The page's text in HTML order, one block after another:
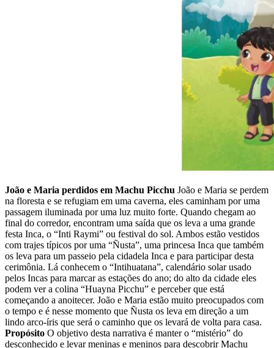
João e Maria perdidos em Machu Picchu João e Maria se perdem
na floresta e se refugiam em uma caverna, eles caminham por uma
passagem iluminada por uma luz muito forte. Quando chegam ao
final do corredor, encontram uma saída que os leva a uma grande
festa Inca, o “Inti Raymi” ou festival do sol. Ambos estão vestidos
com trajes típicos por uma “Ñusta”, uma princesa Inca que também
os leva para um passeio pela cidadela Inca e para participar desta
cerimônia. Lá conhecem o “Intihuatana”, calendário solar usado
pelos Incas para marcar as estações do ano; do alto da cidade eles
podem ver a colina “Huayna Picchu” e perceber que está
começando a anoitecer. João e Maria estão muito preocupados com
o tempo e é nesse momento que Ñusta os leva em direção a um
lindo arco-íris que será o caminho que os levará de volta para casa.
Propósito O objetivo desta narrativa é manter o “mistério” do
desconhecido e levar meninas e meninos para descobrir Machu